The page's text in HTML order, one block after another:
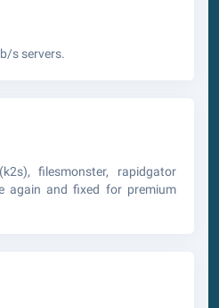
s servers.
filesmonster, rapidgator
again and fixed for premium